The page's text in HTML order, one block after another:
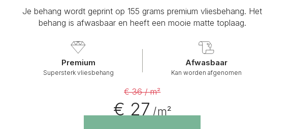
Je behang wordt geprint op 155 grams premium vliesbehang. Het
behang is afwasbaar en heeft een mooie matte toplaag.
Premium
Supersterk vliesbehang
Afwasbaar
Kan worden afgenomen
€ 36 / m²
€ 27/ m²